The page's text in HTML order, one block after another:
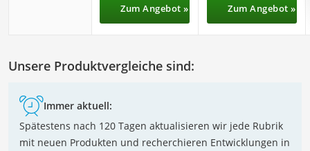
Zum Angebot » Zum Angebot »
Unsere Produktvergleiche sind:
Immer aktuell:
Spätestens nach 120 Tagen aktualisieren wir jede Rubrik
mit neuen Produkten und recherchieren Entwicklungen in